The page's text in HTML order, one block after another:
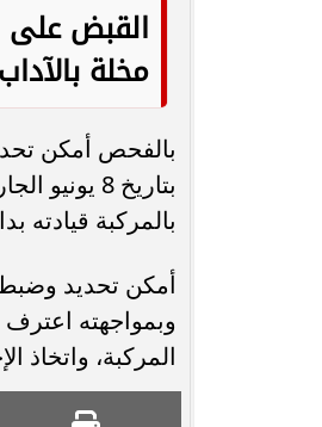
القبض
مخلة
بالفحص أمكن
بتاريخ 8
بالمركبة قيادته
أمكن تحديد
وبمواجهته اعترف
المركبة، واتخاذ